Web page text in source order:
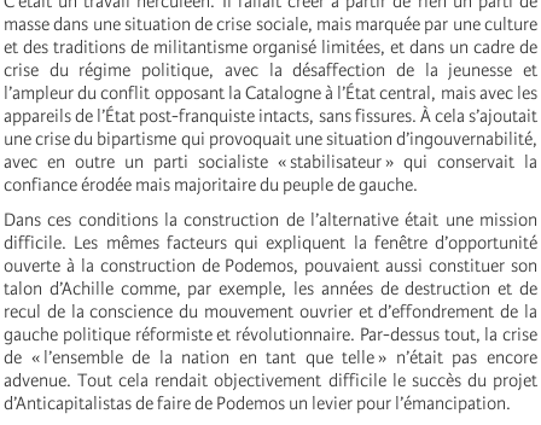
masse dans une situation de crise sociale, mais marquée par une culture
et des traditions de militantisme organisé limitées, et dans un cadre de
crise du régime politique, avec la désaffection de la jeunesse et
l’ampleur du conflit opposant la Catalogne à l’État central, mais avec les
appareils de l’État post-franquiste intacts, sans fissures. À cela s’ajoutait
une crise du bipartisme qui provoquait une situation d’ingouvernabilité,
avec en outre un parti socialiste « stabilisateur » qui conservait la
confiance érodée mais majoritaire du peuple de gauche.
Dans ces conditions la construction de l’alternative était une mission
difficile. Les mêmes facteurs qui expliquent la fenêtre d’opportunité
ouverte à la construction de Podemos, pouvaient aussi constituer son
talon d’Achille comme, par exemple, les années de destruction et de
recul de la conscience du mouvement ouvrier et d’effondrement de la
gauche politique réformiste et révolutionnaire. Par-dessus tout, la crise
de « l’ensemble de la nation en tant que telle » n’était pas encore
advenue. Tout cela rendait objectivement difficile le succès du projet
d’Anticapitalistas de faire de Podemos un levier pour l’émancipation.